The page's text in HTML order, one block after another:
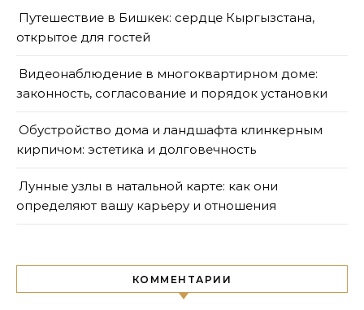
Путешествие в Бишкек: сердце Кыргызстана,
открытое для гостей
Видеонаблюдение в многоквартирном доме:
законность, согласование и порядок установки
Обустройство дома и ландшафта клинкерным
кирпичом: эстетика и долговечность
Лунные узлы в натальной карте: как они
определяют вашу карьеру и отношения
КОММЕНТАРИИ